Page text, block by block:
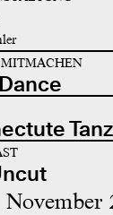
November